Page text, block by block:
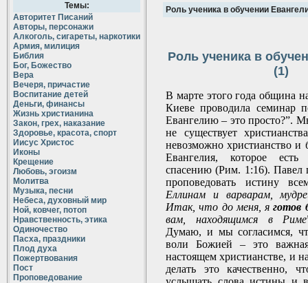
Темы:
Авторитет Писаний
Авторы, персонажи
Алкоголь, сигареты, наркотики
Армия, милиция
Библия
Бог, Божество
Вера
Вечеря, причастие
Воспитание детей
Деньги, финансы
Жизнь христианина
Закон, грех, наказание
Здоровье, красота, спорт
Иисус Христос
Иконы
Крещение
Любовь, эгоизм
Молитва
Музыка, песни
Небеса, духовный мир
Ной, ковчег, потоп
Нравственность, этика
Одиночество
Пасха, праздники
Плод духа
Пожертвования
Пост
Проповедование
Роль ученика в обучении
Роль ученика в
(1)
В марте этого года община
Киеве проводила семинар
Евангелию – это просто?”.
не существует
невозможно христианство и
Евангелия, которое
спасению (Рим. 1:16). Павел
проповедовать истину
Еллинам и варварам,
Итак, что до меня, яготов
вам, находящимся в Риме
Думаю, и мы согласимся,
воли Божией – это
настоящем христианстве, и
делать это качественно,